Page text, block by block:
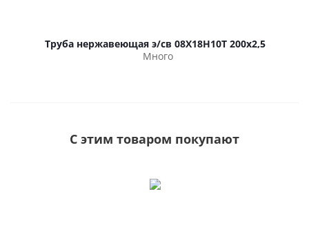
Труба нержавеющая э/св 08Х18Н10Т 200х2,5
Много
С этим товаром покупают